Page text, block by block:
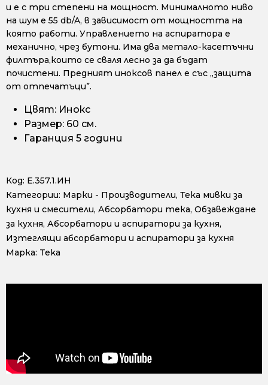
и е с три степени на мощност. Минималното ниво
на шум е 55 db/A, в зависимост от мощността на
която работи. Управлението на аспиратора е
механично, чрез бутони. Има два метало-касетъчни
филтъра,които се сваля лесно за да бъдат
почистени. Предният иноксов панел е със „защита
от отпечатъци”.
Цвят: Инокс
Размер: 60 см.
Гаранция 5 години
Код: Е.357.1.ИН
Категории: Марки - Производители, Тека мивки за
кухня и смесители, Абсорбатори тека, Обзавеждане
за кухня, Абсорбатори и аспиратори за кухня,
Изтеглящи абсорбатори и аспиратори за кухня
Марка: Teka